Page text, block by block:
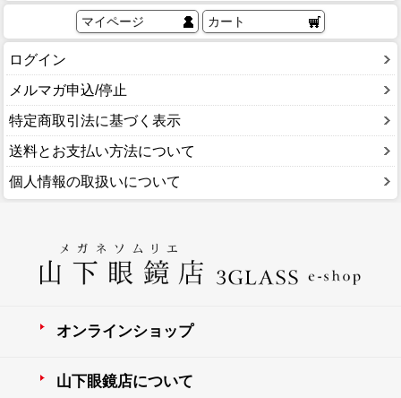
マイページ カート
ログイン
メルマガ申込/停止
特定商取引法に基づく表示
送料とお支払い方法について
個人情報の取扱いについて
オンラインショップ
山下眼鏡店について